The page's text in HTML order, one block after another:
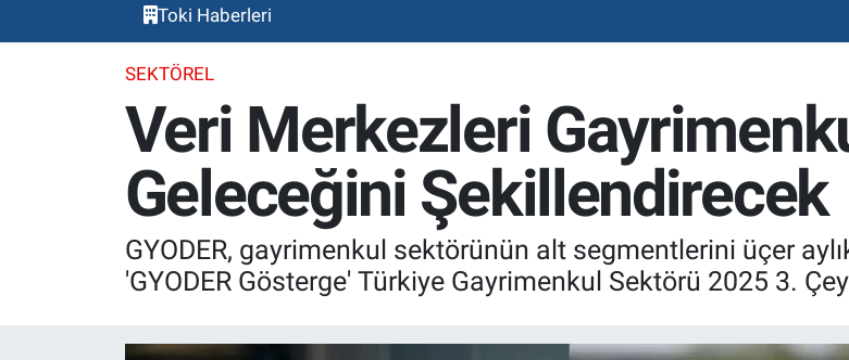
Toki Haberleri
SEKTÖREL
Veri Merkezleri
Geleceğini Şekillendirecek
GYODER, gayrimenkul sektörünün alt segmentlerini üçer
'GYODER Gösterge' Türkiye Gayrimenkul Sektörü 2025 3.